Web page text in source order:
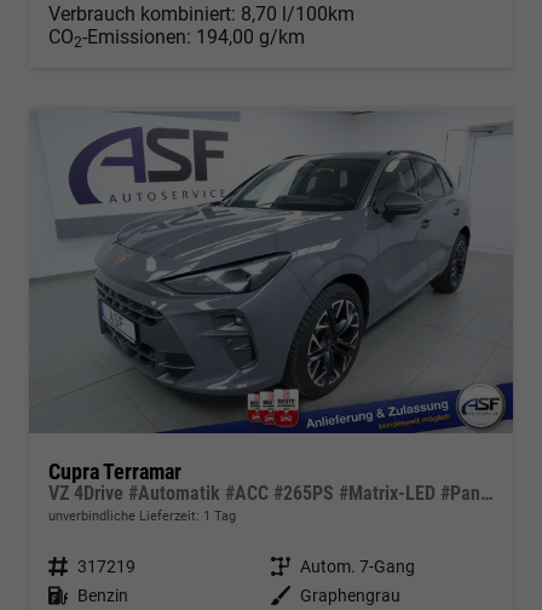
Verbrauch kombiniert: 8,70 l/100km
CO2-Emissionen: 194,00 g/km
Cupra Terramar
VZ 4Drive #Automatik #ACC #265PS #Matrix-LED #Pano #HUD
unverbindliche Lieferzeit: 1 Tag
Fahrzeugnr. 317219 Getriebe Autom. 7-Gang
Kraftstoff Benzin Außenfarbe
Graphengrau